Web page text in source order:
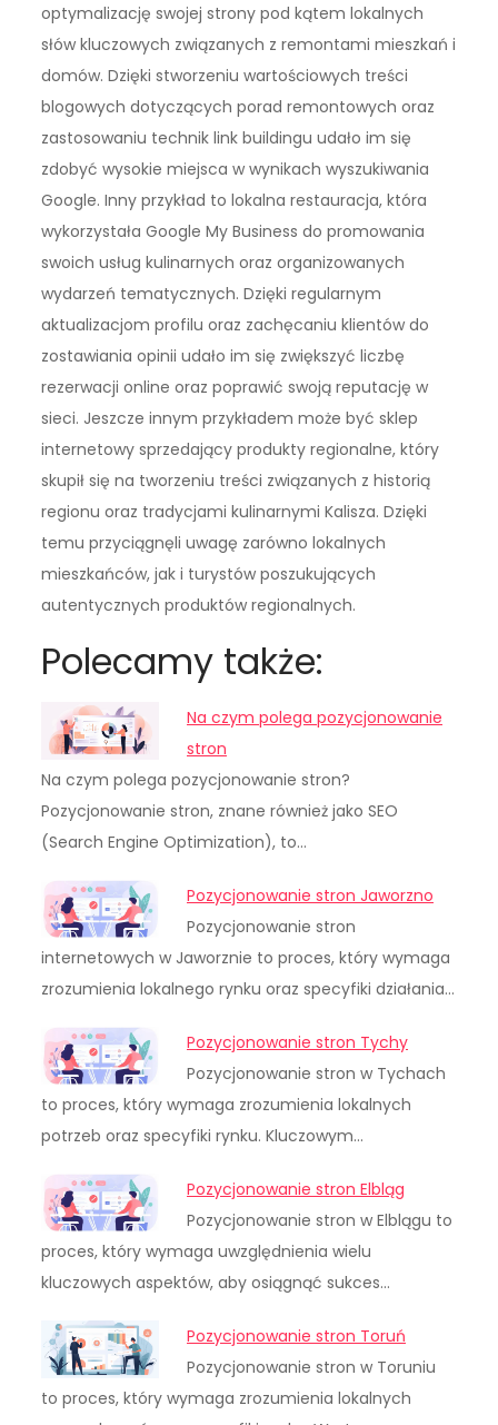
optymalizację swojej strony pod kątem lokalnych
słów kluczowych związanych z remontami mieszkań i
domów. Dzięki stworzeniu wartościowych treści
blogowych dotyczących porad remontowych oraz
zastosowaniu technik link buildingu udało im się
zdobyć wysokie miejsca w wynikach wyszukiwania
Google. Inny przykład to lokalna restauracja, która
wykorzystała Google My Business do promowania
swoich usług kulinarnych oraz organizowanych
wydarzeń tematycznych. Dzięki regularnym
aktualizacjom profilu oraz zachęcaniu klientów do
zostawiania opinii udało im się zwiększyć liczbę
rezerwacji online oraz poprawić swoją reputację w
sieci. Jeszcze innym przykładem może być sklep
internetowy sprzedający produkty regionalne, który
skupił się na tworzeniu treści związanych z historią
regionu oraz tradycjami kulinarnymi Kalisza. Dzięki
temu przyciągnęli uwagę zarówno lokalnych
mieszkańców, jak i turystów poszukujących
autentycznych produktów regionalnych.
Polecamy także:
Na czym polega pozycjonowanie
stron
Na czym polega pozycjonowanie stron?
Pozycjonowanie stron, znane również jako SEO
(Search Engine Optimization), to…
Pozycjonowanie stron Jaworzno
Pozycjonowanie stron
internetowych w Jaworznie to proces, który wymaga
zrozumienia lokalnego rynku oraz specyfiki działania…
Pozycjonowanie stron Tychy
Pozycjonowanie stron w Tychach
to proces, który wymaga zrozumienia lokalnych
potrzeb oraz specyfiki rynku. Kluczowym…
Pozycjonowanie stron Elbląg
Pozycjonowanie stron w Elblągu to
proces, który wymaga uwzględnienia wielu
kluczowych aspektów, aby osiągnąć sukces…
Pozycjonowanie stron Toruń
Pozycjonowanie stron w Toruniu
to proces, który wymaga zrozumienia lokalnych